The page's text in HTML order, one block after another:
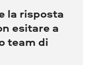
la risposta
esitare a
team di